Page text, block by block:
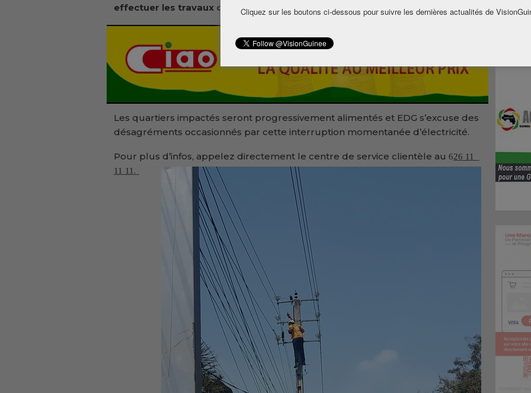
effectuer les travaux de correction et de remplacement des équipements.
Les quartiers impactés seront progressivement alimentés et EDG s’excuse des
désagréments occasionnés par cette interruption momentanée d’électricité.
Pour plus d’infos, appelez directement le centre de service clientèle au 6͟2͟6͟ ͟1͟1͟
͟1͟1͟ ͟1͟1͟.
Cliquez sur les boutons ci-dessous pour suivre les dernières actualités de